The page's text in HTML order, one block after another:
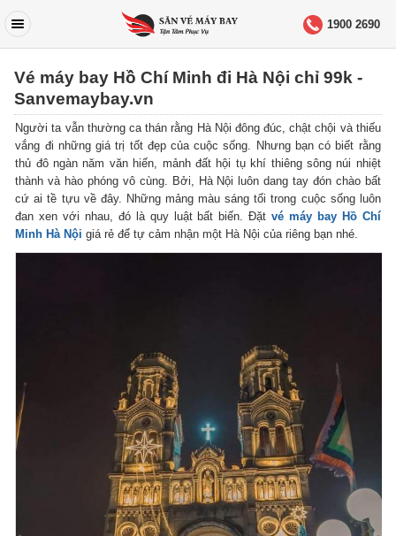
1900 2690
Vé máy bay Hồ Chí Minh đi Hà Nội chỉ 99k -
Sanvemaybay.vn
Người ta vẫn thường ca thán rằng Hà Nội đông đúc, chật chội và thiếu
vắng đi những giá trị tốt đẹp của cuộc sống. Nhưng bạn có biết rằng
thủ đô ngàn năm văn hiến, mảnh đất hội tụ khí thiêng sông núi nhiệt
thành và hào phóng vô cùng. Bởi, Hà Nội luôn dang tay đón chào bất
cứ ai tề tựu về đây. Những mảng màu sáng tối trong cuộc sống luôn
đan xen với nhau, đó là quy luật bất biến. Đặtvé máy bay Hồ Chí
Minh Hà Nội giá rẻ để tự cảm nhận một Hà Nội của riêng bạn nhé.